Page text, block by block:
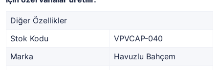
Diğer Özellikler
Stok Kodu
VPVCAP-040
Marka
Havuzlu Bahçem